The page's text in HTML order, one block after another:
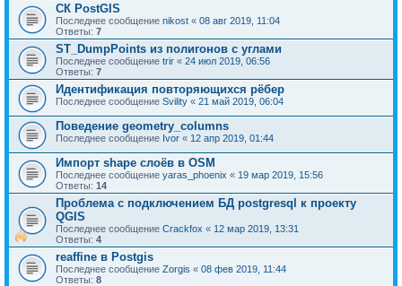
СК PostGIS
Последнее сообщение nikost « 08 авг 2019, 11:04
Ответы: 7
ST_DumpPoints из полигонов с углами
Последнее сообщение trir « 24 июл 2019, 06:56
Ответы: 7
Идентификация повторяющихся рёбер
Последнее сообщение Svility « 21 май 2019, 06:04
Поведение geometry_columns
Последнее сообщение Ivor « 12 апр 2019, 01:44
Импорт shape слоёв в OSM
Последнее сообщение yaras_phoenix « 19 мар 2019, 15:56
Ответы: 14
Проблема с подключением БД postgresql к проекту
QGIS
Последнее сообщение Crackfox « 12 мар 2019, 13:31
Ответы: 4
reaffine в Postgis
Последнее сообщение Zorgis « 08 фев 2019, 11:44
Ответы: 8